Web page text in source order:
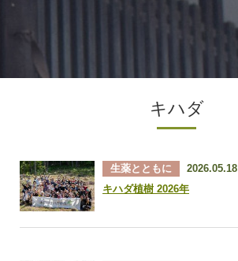
キハダ
生薬とともに
2026.05.18
キハダ植樹 2026年